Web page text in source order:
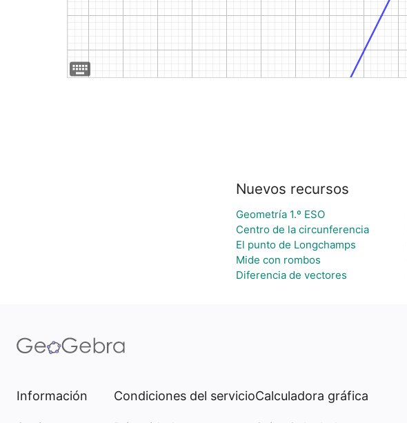
Nuevos recursos
Geometría 1.º ESO
Centro de la circunferencia
El punto de Longchamps
Mide con rombos
Diferencia de vectores
Información Condiciones del servicioCalculadora gráfica